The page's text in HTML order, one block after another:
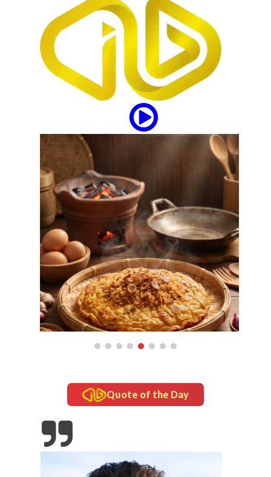
inframe
5 Fakta Unik Kerak Telor, Kuliner Legendaris Khas
Quote of the Day